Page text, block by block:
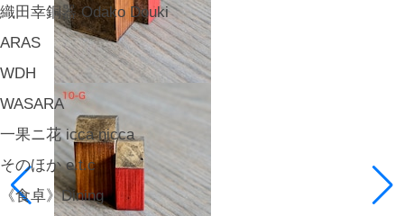
織田幸銅器 Odako Douki
ARAS
WDH
WASARA
一果ニ花 icca nicca
そのほか e.t.c
《食卓》Dining